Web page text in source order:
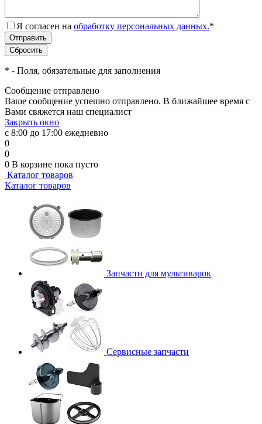
Я согласен на обработку персональных данных.*
* - Поля, обязательные для заполнения
Сообщение отправлено
Ваше сообщение успешно отправлено. В ближайшее время с
Вами свяжется наш специалист
Закрыть окно
с 8:00 до 17:00 ежедневно
0
0
0 В корзине пока пусто
Каталог товаров
Каталог товаров
Запчасти для мультиварок
Сервисные запчасти